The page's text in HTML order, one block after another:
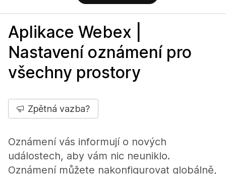
Aplikace Webex |
Nastavení oznámení pro
všechny prostory
Zpětná vazba?
Oznámení vás informují o nových
událostech, aby vám nic neuniklo.
Oznámení můžete nakonfigurovat globálně,